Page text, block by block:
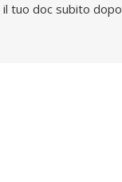
il tuo doc subito dopo